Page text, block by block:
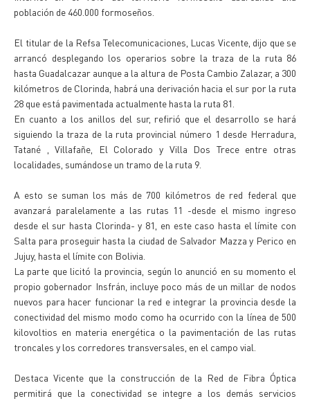
población de 460.000 formoseños.
El titular de la Refsa Telecomunicaciones, Lucas Vicente, dijo que se
arrancó desplegando los operarios sobre la traza de la ruta 86
hasta Guadalcazar aunque a la altura de Posta Cambio Zalazar, a 300
kilómetros de Clorinda, habrá una derivación hacia el sur por la ruta
28 que está pavimentada actualmente hasta la ruta 81.
En cuanto a los anillos del sur, refirió que el desarrollo se hará
siguiendo la traza de la ruta provincial número 1 desde Herradura,
Tatané , Villafañe, El Colorado y Villa Dos Trece entre otras
localidades, sumándose un tramo de la ruta 9.
A esto se suman los más de 700 kilómetros de red federal que
avanzará paralelamente a las rutas 11 -desde el mismo ingreso
desde el sur hasta Clorinda- y 81, en este caso hasta el límite con
Salta para proseguir hasta la ciudad de Salvador Mazza y Perico en
Jujuy, hasta el límite con Bolivia.
La parte que licitó la provincia, según lo anunció en su momento el
propio gobernador Insfrán, incluye poco más de un millar de nodos
nuevos para hacer funcionar la red e integrar la provincia desde la
conectividad del mismo modo como ha ocurrido con la línea de 500
kilovoltios en materia energética o la pavimentación de las rutas
troncales y los corredores transversales, en el campo vial.
Destaca Vicente que la construcción de la Red de Fibra Óptica
permitirá que la conectividad se integre a los demás servicios